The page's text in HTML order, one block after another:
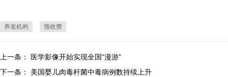
养老机构 预收费
上一条：
医学影像开始实现全国“漫游”
下一条： 美国婴儿肉毒杆菌中毒病例数持续上升